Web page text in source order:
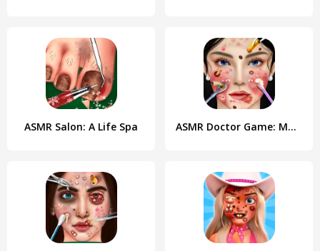
ASMR Salon: A Life Spa ASMR Doctor Game: Makeup Salon